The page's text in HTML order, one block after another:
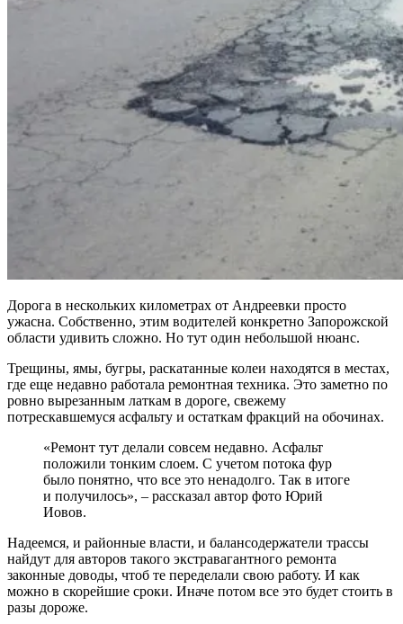
Дорога в нескольких километрах от Андреевки просто
ужасна. Собственно, этим водителей конкретно Запорожской
области удивить сложно. Но тут один небольшой нюанс.
Трещины, ямы, бугры, раскатанные колеи находятся в местах,
где еще недавно работала ремонтная техника. Это заметно по
ровно вырезанным латкам в дороге, свежему
потрескавшемуся асфальту и остаткам фракций на обочинах.
«Ремонт тут делали совсем недавно. Асфальт
положили тонким слоем. С учетом потока фур
было понятно, что все это ненадолго. Так в итоге
и получилось», – рассказал автор фото Юрий
Иовов.
Надеемся, и районные власти, и балансодержатели трассы
найдут для авторов такого экстравагантного ремонта
законные доводы, чтоб те переделали свою работу. И как
можно в скорейшие сроки. Иначе потом все это будет стоить в
разы дороже.